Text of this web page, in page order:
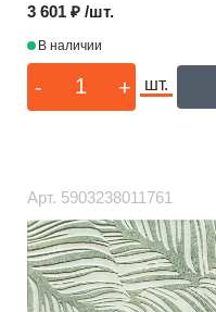
3 601 ₽ /шт.
В наличии
- + шт.
Арт. 5903238011761